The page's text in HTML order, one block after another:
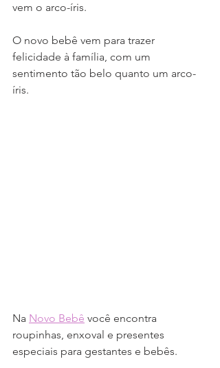
vem o arco-íris.
O novo bebê vem para trazer
felicidade à família, com um
sentimento tão belo quanto um arco-
íris.
Na Novo Bebê você encontra
roupinhas, enxoval e presentes
especiais para gestantes e bebês.